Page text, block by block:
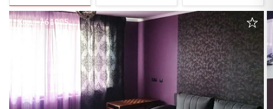
Код - 261005